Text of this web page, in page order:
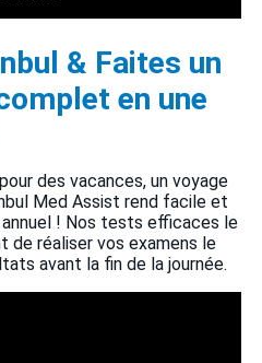
& Faites un
en une
des vacances, un voyage
Med Assist rend facile et
! Nos tests efficaces le
de réaliser vos examens le
avant la fin de la journée.